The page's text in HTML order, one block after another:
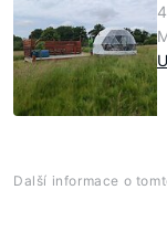
Další informace o